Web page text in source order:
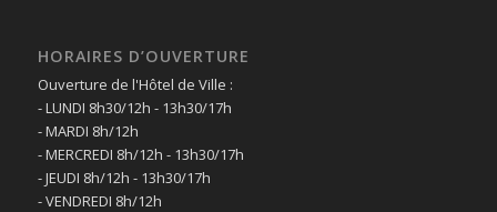
HORAIRES D’OUVERTURE
Ouverture de l'Hôtel de Ville :
- LUNDI 8h30/12h - 13h30/17h
- MARDI 8h/12h
- MERCREDI 8h/12h - 13h30/17h
- JEUDI 8h/12h - 13h30/17h
- VENDREDI 8h/12h